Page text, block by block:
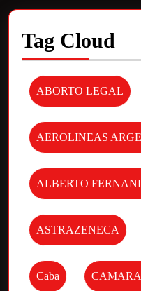
Tag Cloud
ABORTO LEGAL
AEROLINEAS
ALBERTO
ASTRAZENECA
Caba